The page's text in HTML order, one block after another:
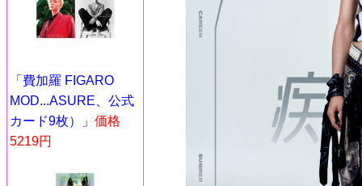
「費加羅 FIGARO
MOD...ASURE、公式
カード9枚）」 価格
5219円